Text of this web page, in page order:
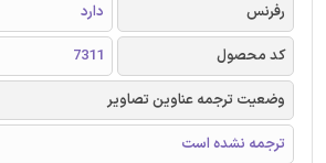
رفرنس
دارد
کد محصول
7311
وضعیت ترجمه عناوین تصاویر
ترجمه نشده است